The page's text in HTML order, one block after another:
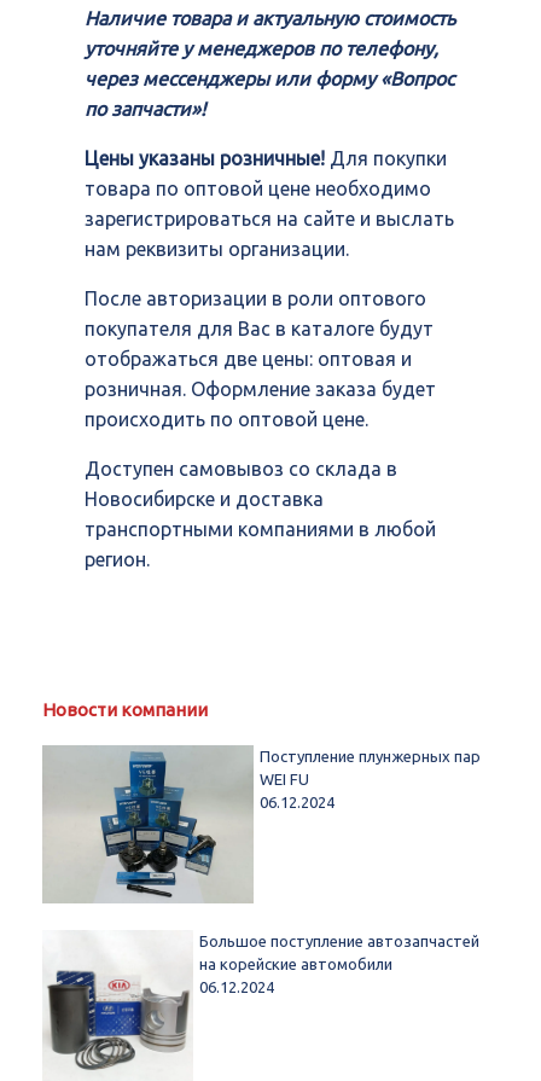
Наличие товара и актуальную стоимость
уточняйте у менеджеров по телефону,
через мессенджеры или форму «Вопрос
по запчасти»!
Цены указаны розничные! Для покупки
товара по оптовой цене необходимо
зарегистрироваться на сайте и выслать
нам реквизиты организации.
После авторизации в роли оптового
покупателя для Вас в каталоге будут
отображаться две цены: оптовая и
розничная. Оформление заказа будет
происходить по оптовой цене.
Доступен самовывоз со склада в
Новосибирске и доставка
транспортными компаниями в любой
регион.
Новости компании
Поступление плунжерных пар
WEI FU
06.12.2024
Большое поступление автозапчастей
на корейские автомобили
06.12.2024